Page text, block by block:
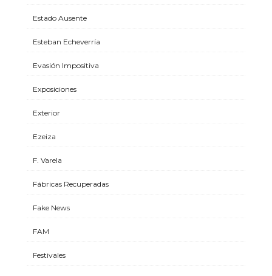
Estado Ausente
Esteban Echeverría
Evasión Impositiva
Exposiciones
Exterior
Ezeiza
F. Varela
Fábricas Recuperadas
Fake News
FAM
Festivales